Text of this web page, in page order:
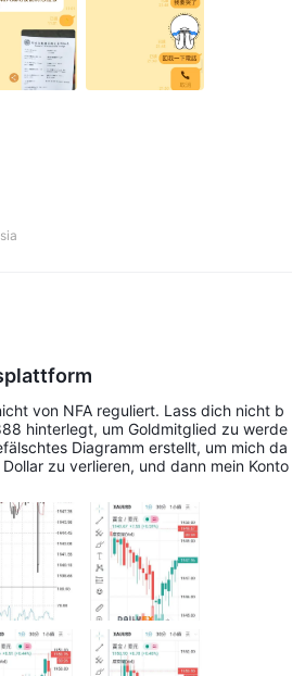
von NFA reguliert. Lass dich nicht b
hinterlegt, um Goldmitglied zu werde
Diagramm erstellt, um mich da
zu verlieren, und dann mein Konto